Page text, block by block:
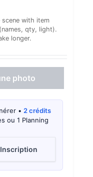
scene with item
qty, light).
longer.
photo
• 2 crédits
ou 1 Planning
Inscription